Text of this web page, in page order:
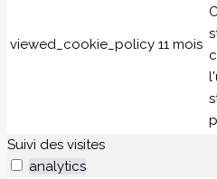
viewed_cookie_policy 11 mois
Suivi des visites
analytics